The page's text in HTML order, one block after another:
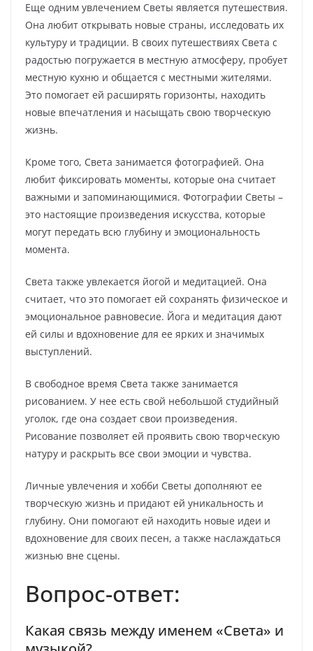
Еще одним увлечением Светы является путешествия.
Она любит открывать новые страны, исследовать их
культуру и традиции. В своих путешествиях Света с
радостью погружается в местную атмосферу, пробует
местную кухню и общается с местными жителями.
Это помогает ей расширять горизонты, находить
новые впечатления и насыщать свою творческую
жизнь.
Кроме того, Света занимается фотографией. Она
любит фиксировать моменты, которые она считает
важными и запоминающимися. Фотографии Светы –
это настоящие произведения искусства, которые
могут передать всю глубину и эмоциональность
момента.
Света также увлекается йогой и медитацией. Она
считает, что это помогает ей сохранять физическое и
эмоциональное равновесие. Йога и медитация дают
ей силы и вдохновение для ее ярких и значимых
выступлений.
В свободное время Света также занимается
рисованием. У нее есть свой небольшой студийный
уголок, где она создает свои произведения.
Рисование позволяет ей проявить свою творческую
натуру и раскрыть все свои эмоции и чувства.
Личные увлечения и хобби Светы дополняют ее
творческую жизнь и придают ей уникальность и
глубину. Они помогают ей находить новые идеи и
вдохновение для своих песен, а также наслаждаться
жизнью вне сцены.
Вопрос-ответ:
Какая связь между именем «Света» и